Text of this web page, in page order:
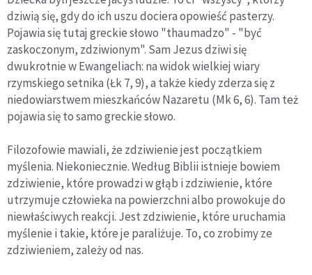
dziwią się, gdy do ich uszu dociera opowieść pasterzy.
Pojawia się tutaj greckie słowo "thaumadzo" - "być
zaskoczonym, zdziwionym". Sam Jezus dziwi się
dwukrotnie w Ewangeliach: na widok wielkiej wiary
rzymskiego setnika (Łk 7, 9), a także kiedy zderza się z
niedowiarstwem mieszkańców Nazaretu (Mk 6, 6). Tam też
pojawia się to samo greckie słowo.
Filozofowie mawiali, że zdziwienie jest początkiem
myślenia. Niekoniecznie. Według Biblii istnieje bowiem
zdziwienie, które prowadzi w głąb i zdziwienie, które
utrzymuje człowieka na powierzchni albo prowokuje do
niewłaściwych reakcji. Jest zdziwienie, które uruchamia
myślenie i takie, które je paraliżuje. To, co zrobimy ze
zdziwieniem, zależy od nas.